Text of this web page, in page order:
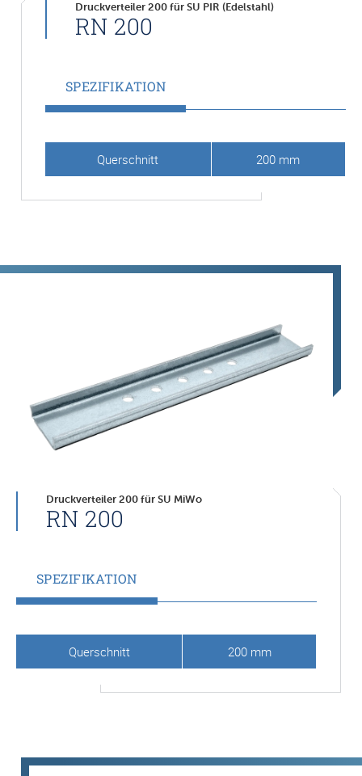
Druckverteiler 200 für SU PIR (Edelstahl)
RN 200
SPEZIFIKATION
Querschnitt 200 mm
Druckverteiler 200 für SU MiWo
RN 200
SPEZIFIKATION
Querschnitt 200 mm